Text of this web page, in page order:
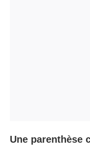
Une parenthèse